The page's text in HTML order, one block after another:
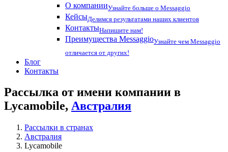
О компанииУзнайте больше о Messaggio
КейсыДелимся результатами наших клиентов
КонтактыНапишите нам!
Преимущества MessaggioУзнайте чем Messaggio
отличается от других!
Блог
Контакты
Рассылка от имени компании в
Lycamobile, Австралия
Рассылки в странах
Австралия
Lycamobile